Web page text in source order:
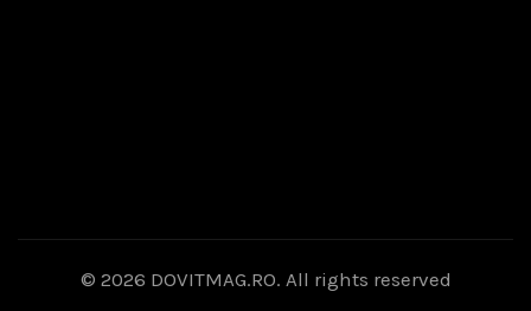
© 2026 DOVITMAG.RO. All rights reserved